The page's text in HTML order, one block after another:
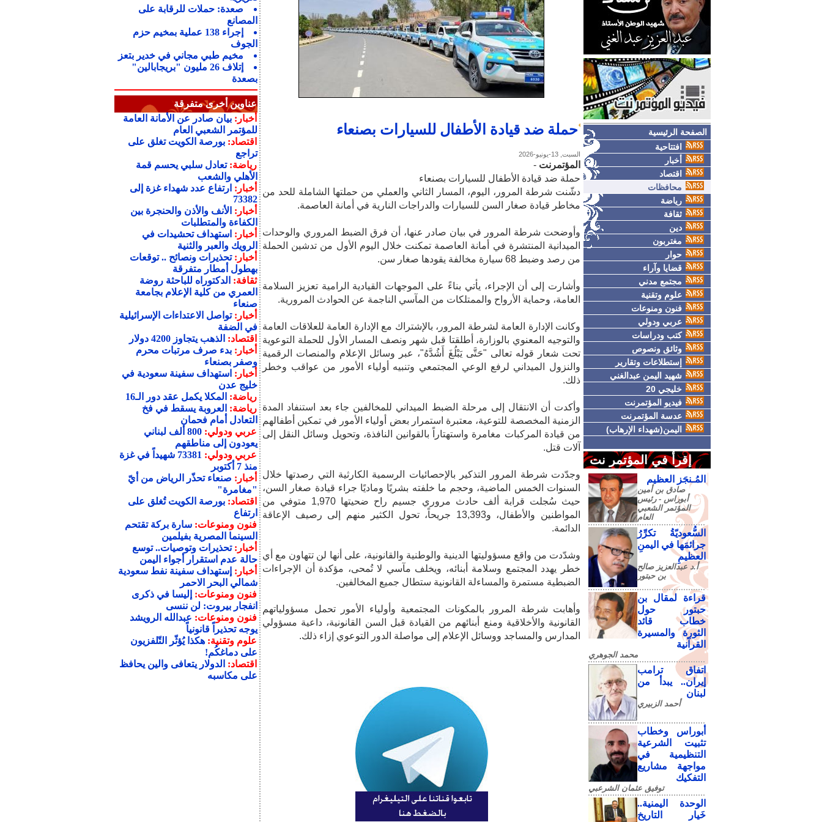
الصفحة الرئيسية
افتتاحية
أخبار
اقتصاد
محافظات
رياضة
ثقافة
دين
مغتربون
حوار
قضايا وآراء
مجتمع مدني
علوم وتقنية
فنون ومنوعات
عربي ودولي
كتب ودراسات
وثائق ونصوص
إستطلاعات وتقارير
شهيد اليمن عبدالغني
خليجي 20
فيديو المؤتمرنت
عدسة المؤتمرنت
اليمن(شهداء الإرهاب)
إقرأ في المؤتمر نت
المُـنجَز العظيم
صادق‮ ‬بن‮ ‬أمين‮
‬أبوراس - رئيس‮
‬المؤتمر‮ ‬الشعبي‮
‬العام
السُّعوديّةُ تكرِّرُ
جرائمَها في اليمنِ
العظيمِ
أ.د عبدالعزيز صالح
بن حبتور
قراءة لمقال بن
حبتور حول
خطاب قائد
الثورة والمسيرة
القرآنية
محمد الجوهري
اتفاق ترامب
إيران.. يبدأ من
لبنان
أحمد الزبيري
أبوراس وخطاب
تثبيت الشرعية
التنظيمية في
مواجهة مشاريع
التفكيك
توفيق عثمان الشرعبي
الوحدة اليمنية..
خَيار التاريخ
حملة ضد قيادة الأطفال للسيارات بصنعاء
السبت, 13-يونيو-2026
المؤتمرنت -
حملة ضد قيادة الأطفال للسيارات بصنعاء
دشّنت شرطة المرور، اليوم، المسار الثاني والعملي من حملتها الشاملة للحد من
مخاطر قيادة صغار السن للسيارات والدراجات النارية في أمانة العاصمة.
وأوضحت شرطة المرور في بيان صادر عنها، أن فرق الضبط المروري والوحدات
الميدانية المنتشرة في أمانة العاصمة تمكنت خلال اليوم الأول من تدشين الحملة
من رصد وضبط 68 سيارة مخالفة يقودها صغار سن.
وأشارت إلى أن الإجراء، يأتي بناءً على الموجهات القيادية الرامية تعزيز السلامة
العامة، وحماية الأرواح والممتلكات من المآسي الناجمة عن الحوادث المرورية.
وكانت الإدارة العامة لشرطة المرور، بالإشتراك مع الإدارة العامة للعلاقات العامة
والتوجيه المعنوي بالوزارة، أطلقتا قبل شهر ونصف المسار الأول للحملة التوعوية
تحت شعار قوله تعالى "حَتَّى يَبْلُغَ أَشُدَّهُ"، عبر وسائل الإعلام والمنصات الرقمية
والنزول الميداني لرفع الوعي المجتمعي وتنبيه أولياء الأمور من عواقب وخطر
ذلك.
وأكدت أن الانتقال إلى مرحلة الضبط الميداني للمخالفين جاء بعد استنفاد المدة
الزمنية المخصصة للتوعية، معتبرة استمرار بعض أولياء الأمور في تمكين أطفالهم
من قيادة المركبات مغامرة واستهتاراً بالقوانين النافذة، وتحويل وسائل النقل إلى
آلات قتل.
وجدّدت شرطة المرور التذكير بالإحصائيات الرسمية الكارثية التي رصدتها خلال
السنوات الخمس الماضية، وحجم ما خلفته بشريًا وماديًا جراء قيادة صغار السن،
حيث سُجلت قرابة ألف حادث مروري جسيم راح ضحيتها 1,970 متوفي من
المواطنين والأطفال، و13,393 جريحاً، تحول الكثير منهم إلى رصيف الإعاقة
الدائمة.
وشدّدت من واقع مسؤوليتها الدينية والوطنية والقانونية، على أنها لن تتهاون مع أي
خطر يهدد المجتمع وسلامة أبنائه، ويخلف مآسي لا تُمحى، مؤكدة أن الإجراءات
الضبطية مستمرة والمساءلة القانونية ستطال جميع المخالفين.
وأهابت شرطة المرور بالمكونات المجتمعية وأولياء الأمور تحمل مسؤولياتهم
القانونية والأخلاقية ومنع أبنائهم من القيادة قبل السن القانونية، داعية مسؤولي
المدارس والمساجد ووسائل الإعلام إلى مواصلة الدور التوعوي إزاء ذلك.
صعدة: حملات للرقابة على
المصانع
إجراء 138 عملية بمخيم حزم
الجوف
مخيم طبي مجاني في خدير بتعز
إتلاف 26 مليون "بريجابالين"
بصعدة
عناوين أخرى متفرقة
أخبار:بيان صادر عن الأمانة العامة
للمؤتمر الشعبي العام
اقتصاد:بورصة الكويت تغلق على
تراجع
رياضة:تعادل سلبي يحسم قمة
الأهلي والشعب
أخبار: ارتفاع عدد شهداء غزة إلى
73382
أخبار: الأنف والأذن والحنجرة بين
الكفاءة والمتطلبات
أخبار: استهداف تحشيدات في
الرويك والعبر والثنية
أخبار:تحذيرات ونصائح .. توقعات
بهطول أمطار متفرقة
ثقافة: الدكتوراه للباحثة روضة
العمري من كلية الإعلام بجامعة
صنعاء
أخبار:تواصل الاعتداءات الإسرائيلية
في الضفة
اقتصاد: الذهب يتجاوز 4200 دولار
أخبار:بدء صرف مرتبات محرم
وصفر بصنعاء
أخبار: استهداف سفينة سعودية في
خليج عدن
رياضة: المكلا يكمل عقد دور الـ16
رياضة: العروبة يسقط في فخ
التعادل أمام فحمان
عربي ودولي:
800 ألف لبناني
يعودون إلى مناطقهم
عربي ودولي:
73381 شهيداً في غزة
منذ 7 أكتوبر
أخبار: صنعاء تحذّر الرياض من أيّ
"مغامرة"
اقتصاد:بورصة الكويت تُغلق على
ارتفاع
فنون ومنوعات:سارة بركة تقتحم
السينما المصرية بفيلمين
أخبار:تحذيرات وتوصيات.. توسع
حالة عدم استقرار أجواء اليمن
أخبار: إستهداف سفينة نفط سعودية
شمالي البحر الاحمر
فنون ومنوعات: إليسا في ذكرى
انفجار بيروت: لن ننسى
فنون ومنوعات: عبدالله الرويشد
يوجه تحذيراً قانونياً
علوم وتقنية:هكذا يُؤثّر التّلفزيون
على دماغكُم!
اقتصاد: الدولار يتعافى والين يحافظ
على مكاسبه